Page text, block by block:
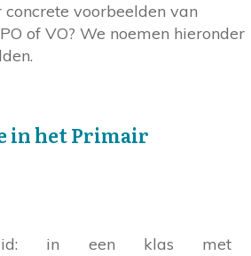
voorbeelden van
of VO? We noemen hieronder
in het Primair
in een klas met